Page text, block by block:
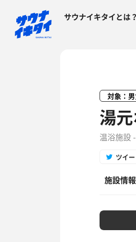
サウナイキタイとは？
対象：
湯
温浴施設
ツイ
施設情報